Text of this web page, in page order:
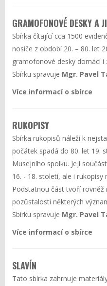
GRAMOFONOVÉ DESKY A
Sbírka čítající cca 1500
nosiče z období 20. – 80. let
gramofonové desky domácí i
Sbírku spravuje Mgr. Pavel
Více informací o sbírce
RUKOPISY
Sbírka rukopisů náleží k
počátek spadá do 80. let 19.
Musejního spolku. Její
16. - 18. století, ale i rukopisy
Podstatnou část tvoří rovněž
pozůstalosti některých
Sbírku spravuje Mgr. Pavel
Více informací o sbírce
SLAVÍN
Tato sbírka zahrnuje